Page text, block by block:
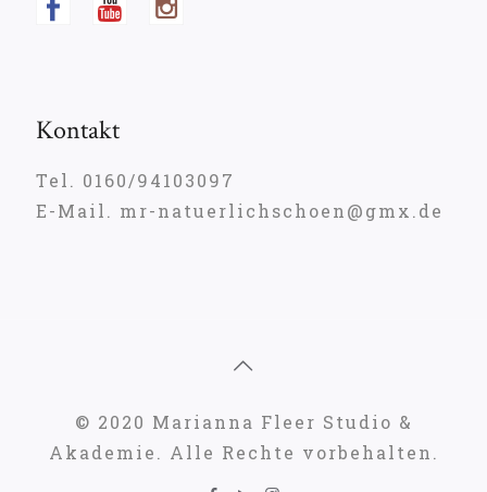
Kontakt
Tel. 0160/94103097
E-Mail. mr-natuerlichschoen@gmx.de
© 2020 Marianna Fleer Studio &
Akademie. Alle Rechte vorbehalten.